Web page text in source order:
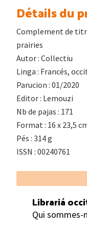
Détails du
Complement de
prairies
Autor : Collectiu
Linga : Francés,
Parucion : 01/2020
Editor : Lemouzi
Nb de pajas : 171
Format : 16 x 23,5
Pés : 314 g
ISSN : 00240761
Footer
Librariá
Qui sommes-